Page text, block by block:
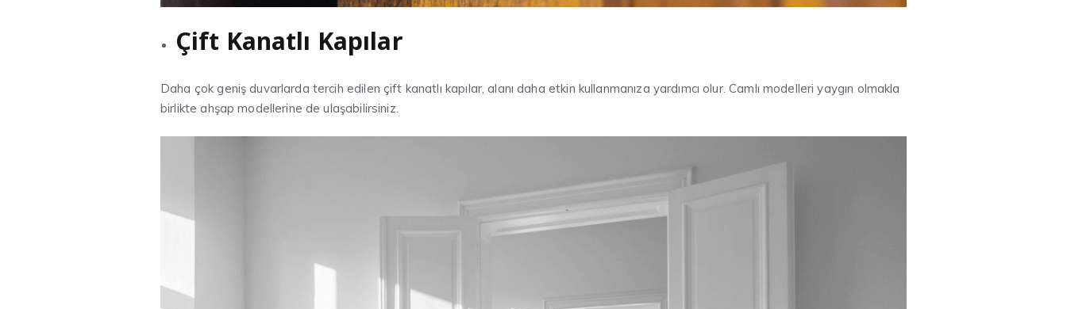
Çift Kanatlı Kapılar
Daha çok geniş duvarlarda tercih edilen çift kanatlı kapılar, alanı daha etkin kullanmanıza yardımcı olur. Camlı modelleri yaygın olmakla
birlikte ahşap modellerine de ulaşabilirsiniz.